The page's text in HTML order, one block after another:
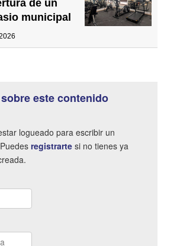
de un
municipal
este contenido
logueado para escribir un
registrarte si no tienes ya